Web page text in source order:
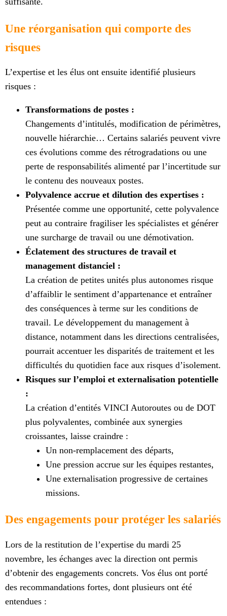
Une réorganisation qui comporte des
risques
L’expertise et les élus ont ensuite identifié plusieurs
risques :
Transformations de postes :
Changements d’intitulés, modification de périmètres,
nouvelle hiérarchie… Certains salariés peuvent vivre
ces évolutions comme des rétrogradations ou une
perte de responsabilités alimenté par l’incertitude sur
le contenu des nouveaux postes.
Polyvalence accrue et dilution des expertises :
Présentée comme une opportunité, cette polyvalence
peut au contraire fragiliser les spécialistes et générer
une surcharge de travail ou une démotivation.
Éclatement des structures de travail et
management distanciel :
La création de petites unités plus autonomes risque
d’affaiblir le sentiment d’appartenance et entraîner
des conséquences à terme sur les conditions de
travail. Le développement du management à
distance, notamment dans les directions centralisées,
pourrait accentuer les disparités de traitement et les
difficultés du quotidien face aux risques d’isolement.
Risques sur l’emploi et externalisation potentielle
:
​La création d’entités VINCI Autoroutes ou de DOT
plus polyvalentes, combinée aux synergies
croissantes, laisse craindre :
Un non-remplacement des départs,
Une pression accrue sur les équipes restantes,
Une externalisation progressive de certaines
missions.
Des engagements pour protéger les salariés
Lors de la restitution de l’expertise du mardi 25
novembre, les échanges avec la direction ont permis
d’obtenir des engagements concrets. Vos élus ont porté
des recommandations fortes, dont plusieurs ont été
entendues :